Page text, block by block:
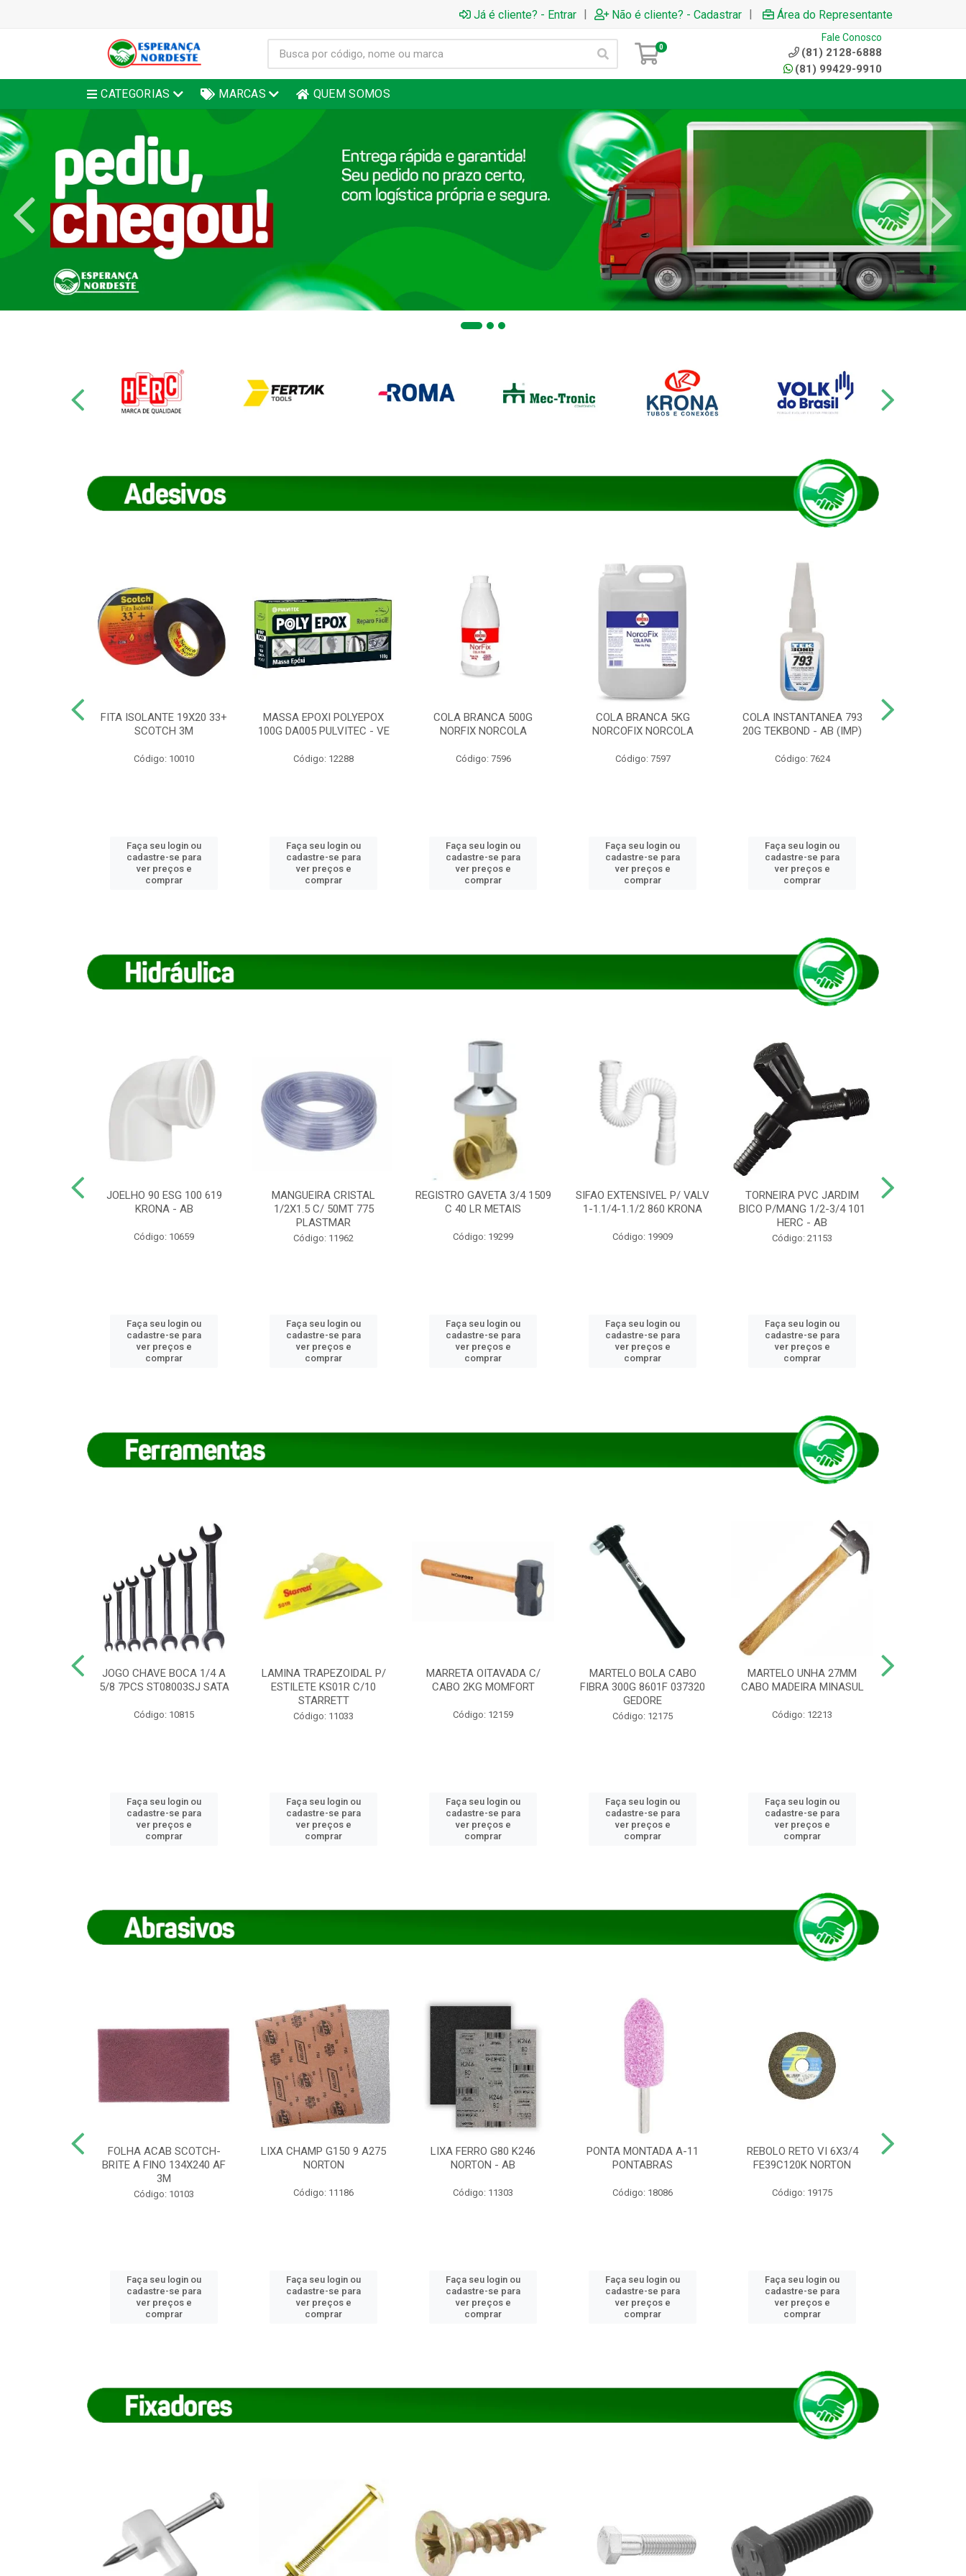
Já é cliente? - Entrar | Não é cliente? - Cadastrar | Área do Representante
0
Fale Conosco
(81) 2128-6888
(81) 99429-9910
CATEGORIAS MARCAS QUEM SOMOS
FITA ISOLANTE 19X20 33+
SCOTCH 3M
Código: 10010
Faça seu login ou
cadastre-se para
ver preços e
comprar
MASSA EPOXI POLYEPOX
100G DA005 PULVITEC - VE
Código: 12288
Faça seu login ou
cadastre-se para
ver preços e
comprar
COLA BRANCA 500G
NORFIX NORCOLA
Código: 7596
Faça seu login ou
cadastre-se para
ver preços e
comprar
COLA BRANCA 5KG
NORCOFIX NORCOLA
Código: 7597
Faça seu login ou
cadastre-se para
ver preços e
comprar
COLA INSTANTANEA 793
20G TEKBOND - AB (IMP)
Código: 7624
Faça seu login ou
cadastre-se para
ver preços e
comprar
JOELHO 90 ESG 100 619
KRONA - AB
Código: 10659
Faça seu login ou
cadastre-se para
ver preços e
comprar
MANGUEIRA CRISTAL
1/2X1.5 C/ 50MT 775
PLASTMAR
Código: 11962
Faça seu login ou
cadastre-se para
ver preços e
comprar
REGISTRO GAVETA 3/4 1509
C 40 LR METAIS
Código: 19299
Faça seu login ou
cadastre-se para
ver preços e
comprar
SIFAO EXTENSIVEL P/ VALV
1-1.1/4-1.1/2 860 KRONA
Código: 19909
Faça seu login ou
cadastre-se para
ver preços e
comprar
TORNEIRA PVC JARDIM
BICO P/MANG 1/2-3/4 101
HERC - AB
Código: 21153
Faça seu login ou
cadastre-se para
ver preços e
comprar
JOGO CHAVE BOCA 1/4 A
5/8 7PCS ST08003SJ SATA
Código: 10815
Faça seu login ou
cadastre-se para
ver preços e
comprar
LAMINA TRAPEZOIDAL P/
ESTILETE KS01R C/10
STARRETT
Código: 11033
Faça seu login ou
cadastre-se para
ver preços e
comprar
MARRETA OITAVADA C/
CABO 2KG MOMFORT
Código: 12159
Faça seu login ou
cadastre-se para
ver preços e
comprar
MARTELO BOLA CABO
FIBRA 300G 8601F 037320
GEDORE
Código: 12175
Faça seu login ou
cadastre-se para
ver preços e
comprar
MARTELO UNHA 27MM
CABO MADEIRA MINASUL
Código: 12213
Faça seu login ou
cadastre-se para
ver preços e
comprar
FOLHA ACAB SCOTCH-
BRITE A FINO 134X240 AF
3M
Código: 10103
Faça seu login ou
cadastre-se para
ver preços e
comprar
LIXA CHAMP G150 9 A275
NORTON
Código: 11186
Faça seu login ou
cadastre-se para
ver preços e
comprar
LIXA FERRO G80 K246
NORTON - AB
Código: 11303
Faça seu login ou
cadastre-se para
ver preços e
comprar
PONTA MONTADA A-11
PONTABRAS
Código: 18086
Faça seu login ou
cadastre-se para
ver preços e
comprar
REBOLO RETO VI 6X3/4
FE39C120K NORTON
Código: 19175
Faça seu login ou
cadastre-se para
ver preços e
comprar